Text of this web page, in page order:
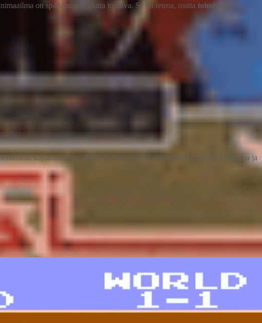
on spartalainen, mutta toimiva. Se on retroa, mutta toimiva ja
käytännöllisiin ohjeisiin, jotta oikean ohjelmiston valinta on helppoa ja